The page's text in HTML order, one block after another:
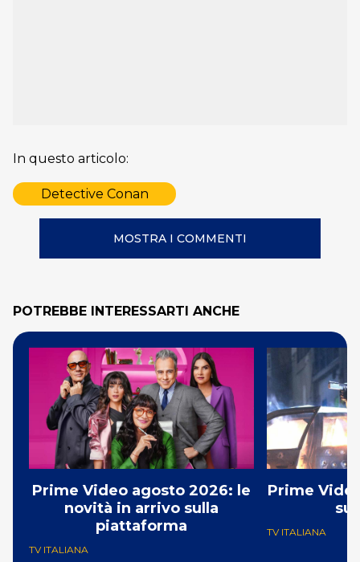
In questo articolo:
Detective Conan
MOSTRA I COMMENTI
POTREBBE INTERESSARTI ANCHE
Prime Video agosto 2026: le
novità in arrivo sulla
piattaforma
TV ITALIANA
Prime
su
TV ITALIANA